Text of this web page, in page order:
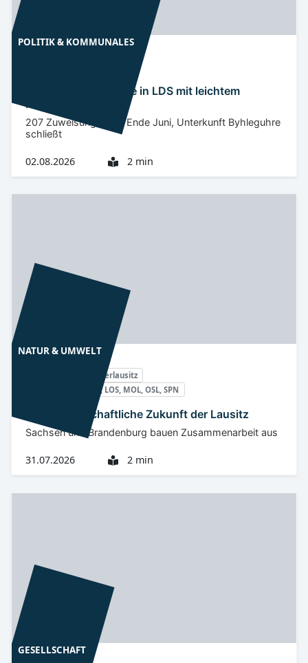
POLITIK & KOMMUNALES
Flüchtlingsaufnahme in LDS mit leichtem
Rückkgang
207 Zuweisungen bis Ende Juni, Unterkunft Byhleguhre
schließt
02.08.2026 2 min
NATUR & UMWELT
Oberlausitz
BZ, CB, EE, GR, LDS, LOS, MOL, OSL, SPN
Wasserwirtschaftliche Zukunft der Lausitz
Sachsen und Brandenburg bauen Zusammenarbeit aus
31.07.2026 2 min
GESELLSCHAFT